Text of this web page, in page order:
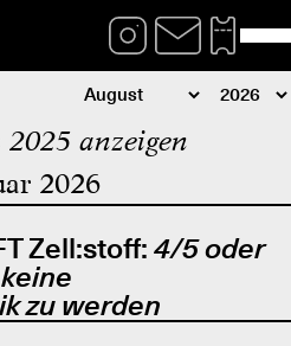
anzeigen
2026
Zell:stoff: 4/5 oder
zu werden